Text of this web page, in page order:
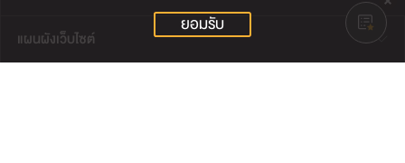
ยอมรับ
แผนผังเว็บไซต์